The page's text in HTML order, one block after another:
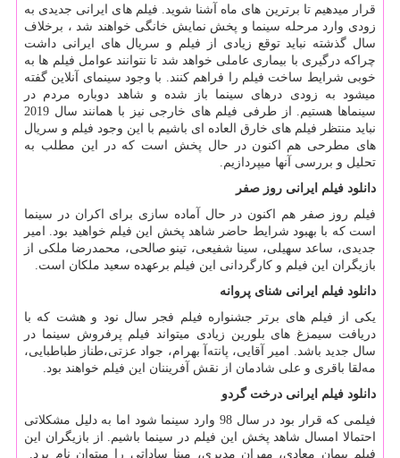
قرار میدهیم تا برترین های ماه آشنا شوید. فیلم های ایرانی جدیدی به
زودی وارد مرحله سینما و پخش نمایش خانگی خواهند شد ، برخلاف
سال گذشته نباید توقع زیادی از فیلم و سریال های ایرانی داشت
چراکه درگیری با بیماری عاملی خواهد شد تا نتوانند عوامل فیلم ها به
خوبی شرایط ساخت فیلم را فراهم کنند. با وجود سینمای آنلاین گفته
میشود به زودی درهای سینما باز شده و شاهد دوباره مردم در
سینماها هستیم. از طرفی فیلم های خارجی نیز با همانند سال 2019
نباید منتظر فیلم های خارق العاده ای باشیم با این وجود فیلم و سریال
های مطرحی هم اکنون در حال پخش است که در این مطلب به
تحلیل و بررسی آنها میپردازیم.
دانلود فیلم ایرانی روز صفر
فیلم روز صفر هم اکنون در حال آماده سازی برای اکران در سینما
است که با بهبود شرایط حاضر شاهد پخش این فیلم خواهید بود. امیر
جدیدی، ساعد سهیلی، سینا شفیعی، تینو صالحی، محمدرضا ملکی از
بازیگران این فیلم و کارگردانی این فیلم برعهده سعید ملکان است.
دانلود فیلم ایرانی شنای پروانه
یکی از فیلم های برتر جشنواره فیلم فجر سال نود و هشت که با
دریافت سیمزغ های بلورین زیادی میتواند فیلم پرفروش سینما در
سال جدید باشد. امیر آقایی، پانته‌آ بهرام، جواد عزتی،طناز طباطبایی،
مه‌لقا باقری و علی شادمان از نقش آفریننان این فیلم خواهند بود.
دانلود فیلم ایرانی درخت گردو
فیلمی که قرار بود در سال 98 وارد سینما شود اما به دلیل مشکلاتی
احتمالا امسال شاهد پخش این فیلم در سینما باشیم. از بازیگران این
فیلم پیمان معادی، مهران مدیری، مینا ساداتی را میتوان نام برد.